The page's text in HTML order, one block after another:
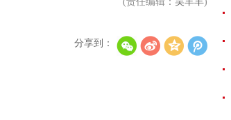
分享到：